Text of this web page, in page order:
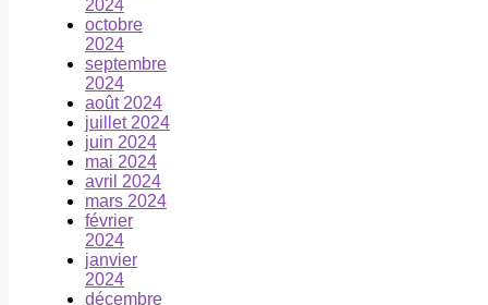
2024
octobre
2024
septembre
2024
août 2024
juillet 2024
juin 2024
mai 2024
avril 2024
mars 2024
février
2024
janvier
2024
décembre